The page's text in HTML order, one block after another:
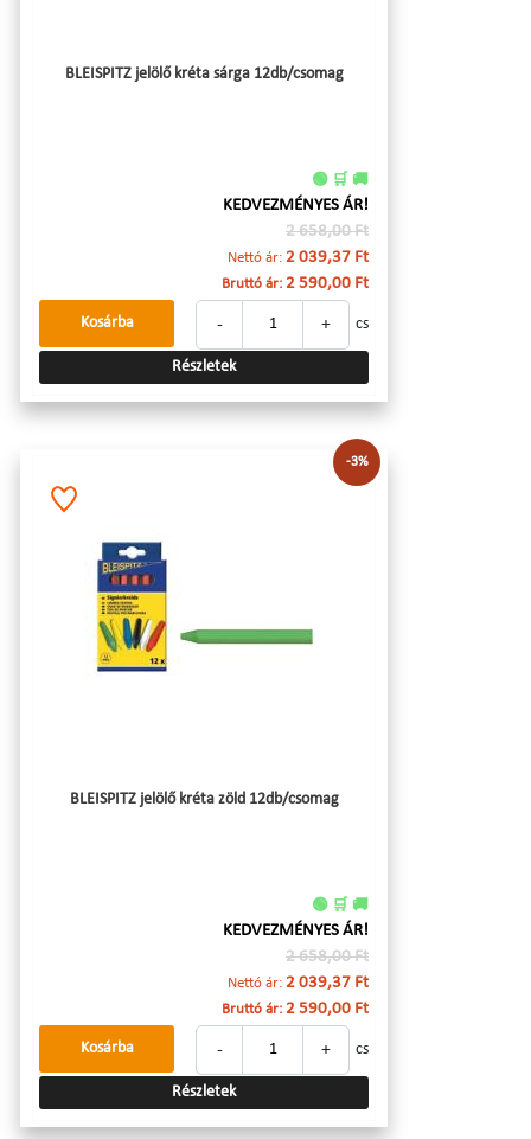
BLEISPITZ jelölő kréta sárga 12db/csomag
🟢 🛒 🚚
KEDVEZMÉNYES ÁR!
2 658,00 Ft
Nettó ár: 2 039,37 Ft
Bruttó ár: 2 590,00 Ft
- + cs
Kosárba
Részletek
-3%
BLEISPITZ jelölő kréta zöld 12db/csomag
🟢 🛒 🚚
KEDVEZMÉNYES ÁR!
2 658,00 Ft
Nettó ár: 2 039,37 Ft
Bruttó ár: 2 590,00 Ft
- + cs
Kosárba
Részletek